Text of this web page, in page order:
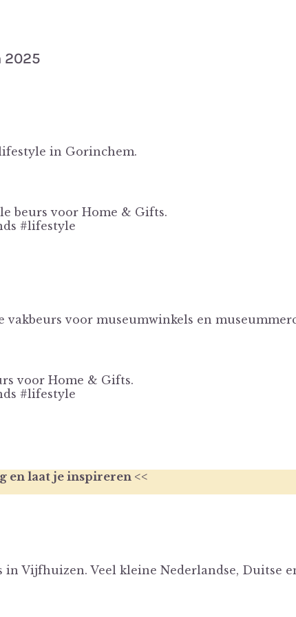
2025
in Gorinchem.
beurs voor Home & Gifts.
#lifestyle
vakbeurs voor museumwinkels en
voor Home & Gifts.
#lifestyle
en laat je inspireren <<
Vijfhuizen. Veel kleine Nederlandse, Duitse